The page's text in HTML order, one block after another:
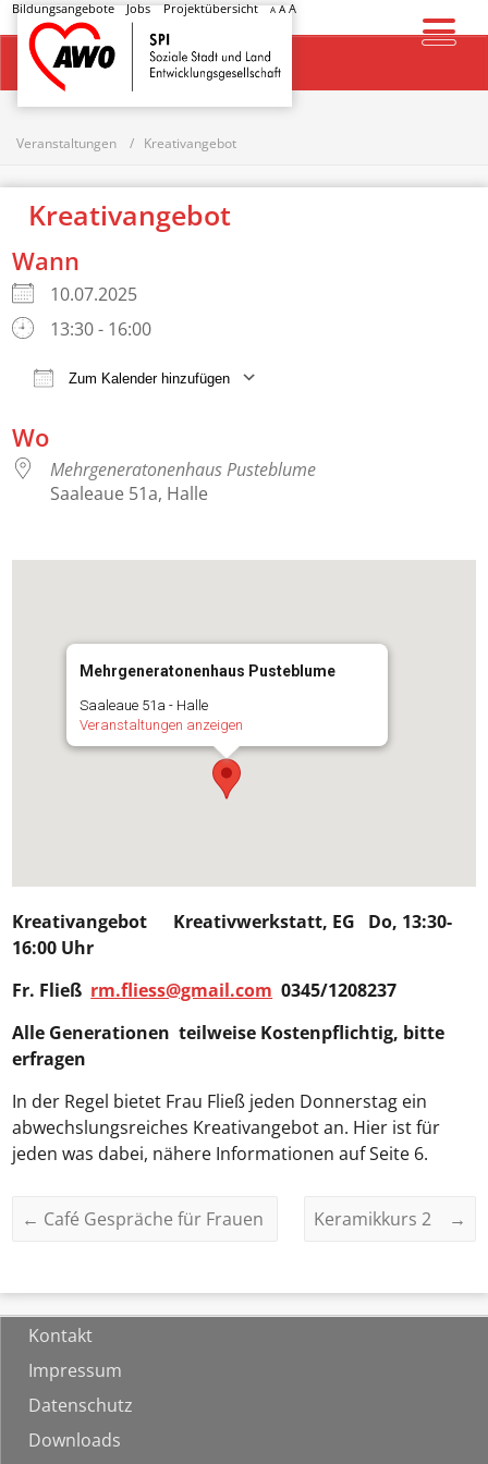
Bildungsangebote Jobs Projektübersicht A AA
Startseite
Veranstaltungen Kreativangebot
Kreativangebot
Wann
10.07.2025
13:30 - 16:00
Zum Kalender hinzufügen
Wo
Mehrgeneratonenhaus Pusteblume
Saaleaue 51a, Halle
Mehrgeneratonenhaus Pusteblume
Saaleaue 51a - Halle
Veranstaltungen anzeigen
Kreativangebot
Kreativwerkstatt, EG Do, 13:30-
16:00 Uhr
Fr. Fließ rm.fliess@gmail.com 0345/1208237
Alle Generationen teilweise Kostenpflichtig, bitte
erfragen
In der Regel bietet Frau Fließ jeden Donnerstag ein
abwechslungsreiches Kreativangebot an. Hier ist für
jeden was dabei, nähere Informationen auf Seite 6.
← Café Gespräche für Frauen Keramikkurs 2 →
Kontakt
Impressum
Datenschutz
Downloads